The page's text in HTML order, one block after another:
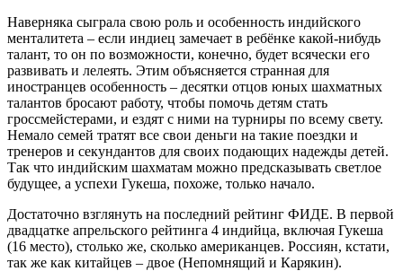
Наверняка сыграла свою роль и особенность индийского
менталитета – если индиец замечает в ребёнке какой-нибудь
талант, то он по возможности, конечно, будет всячески его
развивать и лелеять. Этим объясняется странная для
иностранцев особенность – десятки отцов юных шахматных
талантов бросают работу, чтобы помочь детям стать
гроссмейстерами, и ездят с ними на турниры по всему свету.
Немало семей тратят все свои деньги на такие поездки и
тренеров и секундантов для своих подающих надежды детей.
Так что индийским шахматам можно предсказывать светлое
будущее, а успехи Гукеша, похоже, только начало.
Достаточно взглянуть на последний рейтинг ФИДЕ. В первой
двадцатке апрельского рейтинга 4 индийца, включая Гукеша
(16 место), столько же, сколько американцев. Россиян, кстати,
так же как китайцев – двое (Непомнящий и Карякин).